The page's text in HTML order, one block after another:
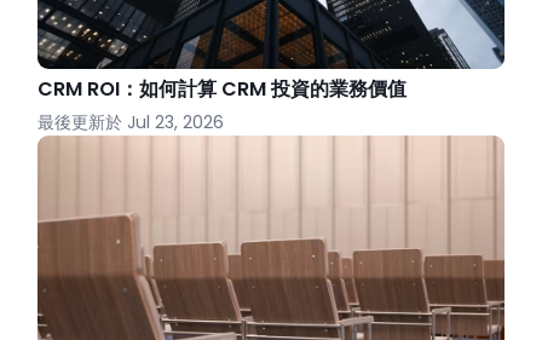
CRM ROI：如何計算 CRM 投資的業務價值
最後更新於 Jul 23, 2026